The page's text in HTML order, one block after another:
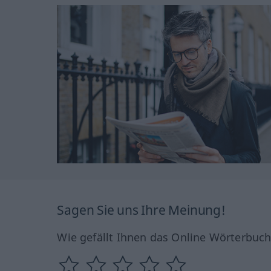
Sagen Sie uns Ihre Meinung!
Wie gefällt Ihnen das Online